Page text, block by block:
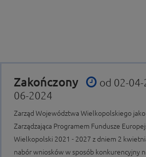
Zakończony
od 02-
06-2024
Zarząd Województwa Wielkopolskiego
Zarządzająca Programem Fundusze
Wielkopolski 2021 - 2027 z dniem 2
nabór wniosków w sposób konkurencyjny